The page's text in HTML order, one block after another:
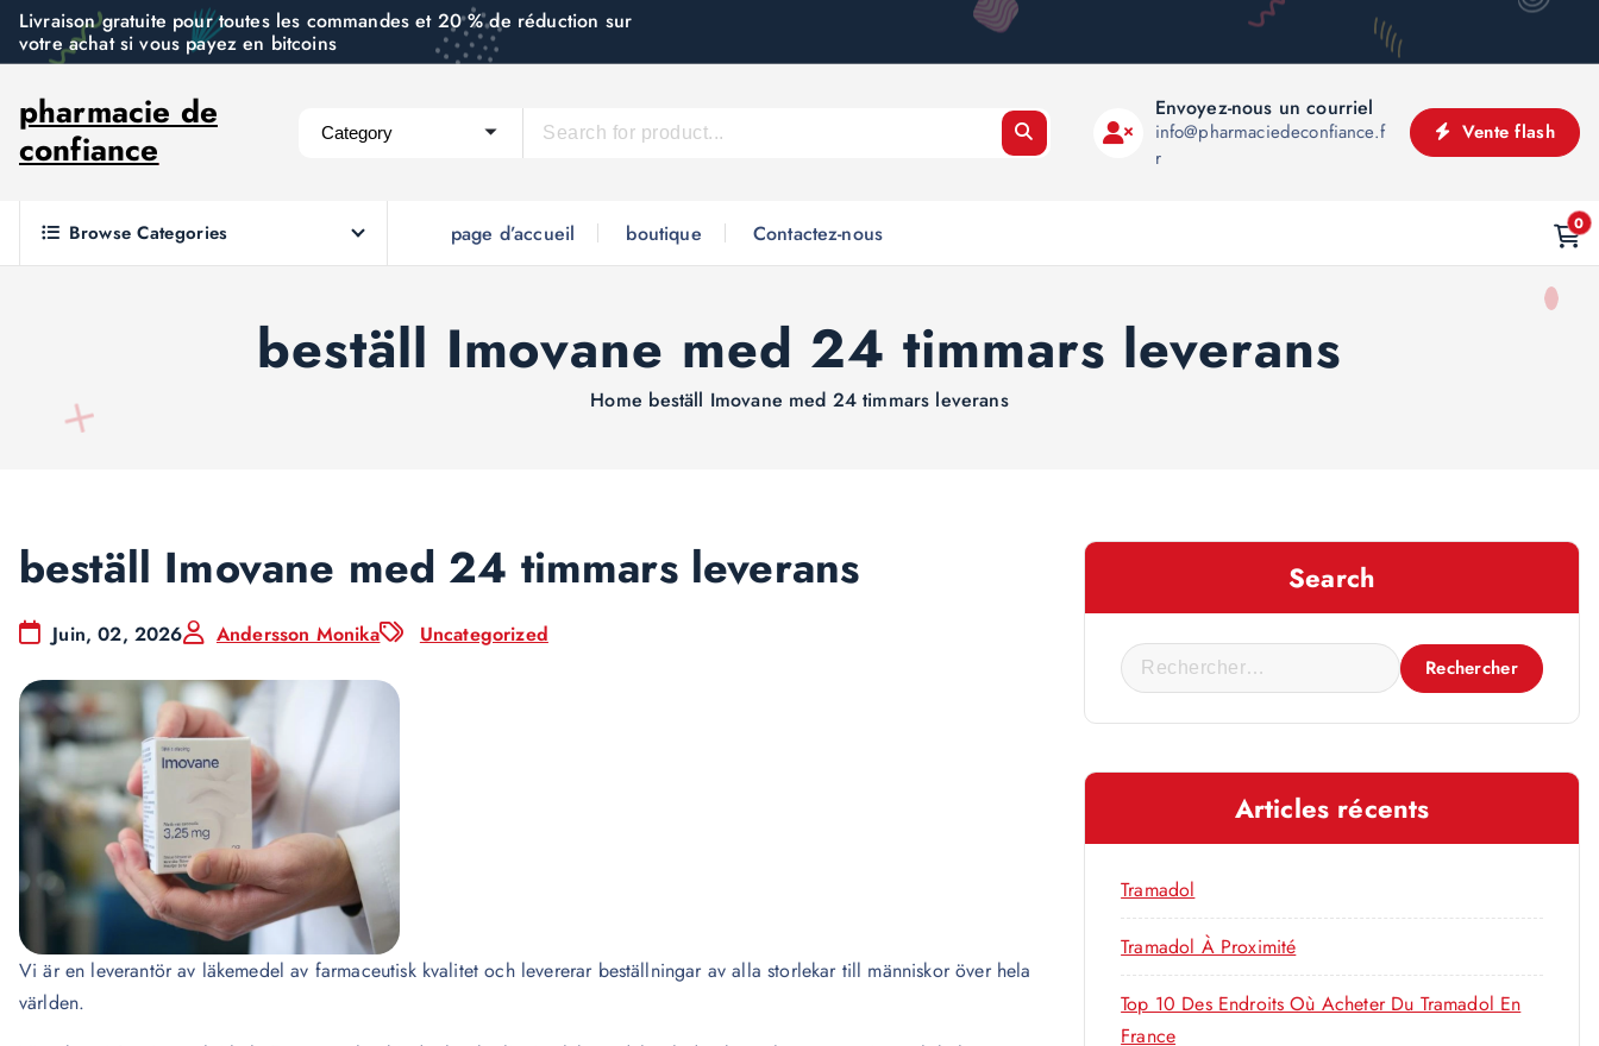
n
Livraison gratuite pour toutes les commandes et 20 % de réduction sur
votre achat si vous payez en bitcoins
pharmacie de
confiance
Envoyez-nous un courriel
info@pharmaciedeconfiance.f
r
Vente flash
Browse Categories page d’accueil boutique Contactez-nous 0
beställ Imovane med 24 timmars leverans
Home beställ Imovane med 24 timmars leverans
beställ Imovane med 24 timmars leverans
Juin, 02, 2026 Andersson Monika Uncategorized
Vi är en leverantör av läkemedel av farmaceutisk kvalitet och levererar beställningar av alla storlekar till människor över hela
världen.
Search
R
e
c
c
h
e
r
:
Articles récents
Tramadol
Tramadol À Proximité
Top 10 Des Endroits Où Acheter Du Tramadol En
France